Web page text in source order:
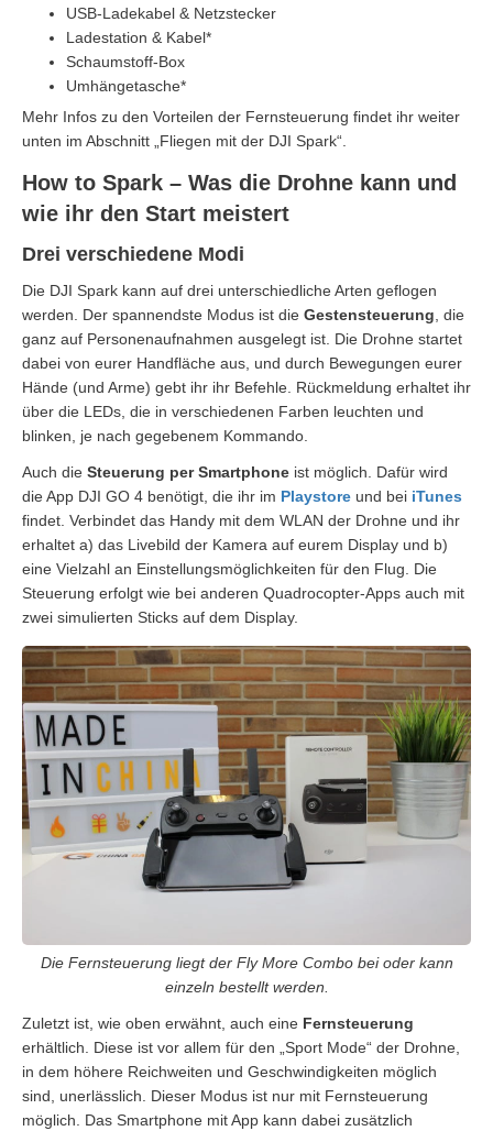
USB-Ladekabel & Netzstecker
Ladestation & Kabel*
Schaumstoff-Box
Umhängetasche*
Mehr Infos zu den Vorteilen der Fernsteuerung findet ihr weiter
unten im Abschnitt „Fliegen mit der DJI Spark“.
How to Spark – Was die Drohne kann und
wie ihr den Start meistert
Drei verschiedene Modi
Die DJI Spark kann auf drei unterschiedliche Arten geflogen
werden. Der spannendste Modus ist die Gestensteuerung , die
ganz auf Personenaufnahmen ausgelegt ist. Die Drohne startet
dabei von eurer Handfläche aus, und durch Bewegungen eurer
Hände (und Arme) gebt ihr ihr Befehle. Rückmeldung erhaltet ihr
über die LEDs, die in verschiedenen Farben leuchten und
blinken, je nach gegebenem Kommando.
Auch die Steuerung per Smartphone ist möglich. Dafür wird
die App DJI GO 4 benötigt, die ihr im Playstore und bei iTunes
findet. Verbindet das Handy mit dem WLAN der Drohne und ihr
erhaltet a) das Livebild der Kamera auf eurem Display und b)
eine Vielzahl an Einstellungsmöglichkeiten für den Flug. Die
Steuerung erfolgt wie bei anderen Quadrocopter-Apps auch mit
zwei simulierten Sticks auf dem Display.
Die Fernsteuerung liegt der Fly More Combo bei oder kann
einzeln bestellt werden.
Zuletzt ist, wie oben erwähnt, auch eine Fernsteuerung
erhältlich. Diese ist vor allem für den „Sport Mode“ der Drohne,
in dem höhere Reichweiten und Geschwindigkeiten möglich
sind, unerlässlich. Dieser Modus ist nur mit Fernsteuerung
möglich. Das Smartphone mit App kann dabei zusätzlich